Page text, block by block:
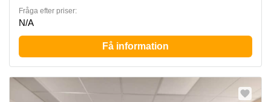
Fråga efter priser:
N/A
Få information